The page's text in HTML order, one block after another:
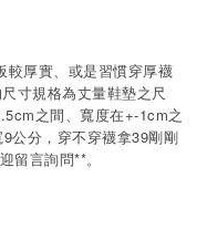
厚實、或是習慣穿厚襪
寸規格為丈量鞋墊之尺
之間、寬度在+-1cm之
公分，穿不穿襪拿39剛剛
留言詢問**。